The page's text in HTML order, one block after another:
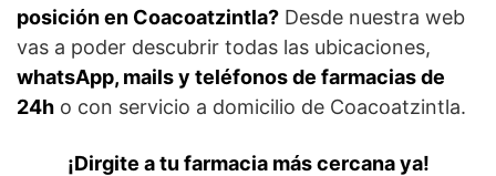
posición en Coacoatzintla? Desde nuestra web
vas a poder descubrir todas las ubicaciones,
whatsApp, mails y teléfonos de farmacias de
24h o con servicio a domicilio de Coacoatzintla.
¡Dirgite a tu farmacia más cercana ya!